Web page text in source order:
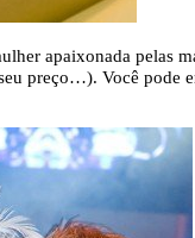
apaixonada pelas
preço…). Você pode